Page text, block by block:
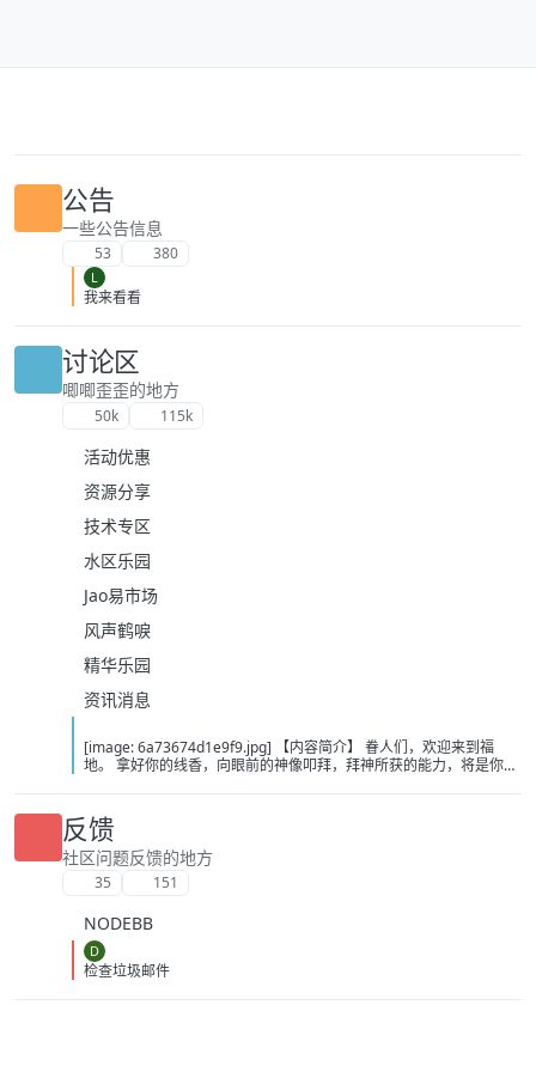
公告
一些公告信息
53 380
L
我来看看
讨论区
唧唧歪歪的地方
50k 115k
活动优惠
资源分享
技术专区
水区乐园
Jao易市场
风声鹤唳
精华乐园
资讯消息
[image: 6a73674d1e9f9.jpg] 【内容简介】 眷人们，欢迎来到福
地。 拿好你的线香，向眼前的神像叩拜，拜神所获的能力，将是你们
悲剧轮回…… 【作者简介】 作者：幻梦猎人，起点中文网作者，代表
作品：《灾厄收容所》《诡异分解指南》《天灾疯人院》《基因收容
所》等 【下载地址】 百度：
https://pan.baidu.com/s/1CTpsB1_Ju5NwzAhO0MvwZQ?pwd=9a1v
夸克：https://pan.quark.cn/s/ffe07719ebb3?pwd=aUYh 移动：
反馈
社区问题反馈的地方
35 151
NODEBB
D
检查垃圾邮件